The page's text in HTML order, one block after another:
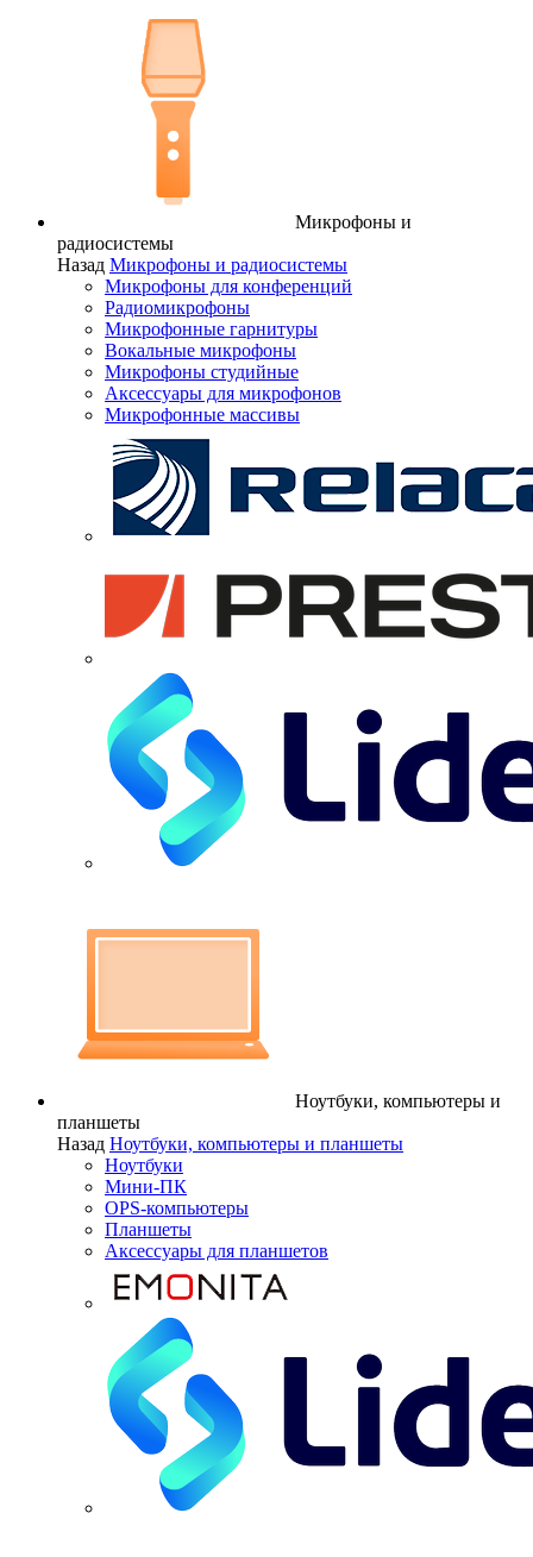
Микрофоны и
радиосистемы
Назад Микрофоны и радиосистемы
Микрофоны для конференций
Радиомикрофоны
Микрофонные гарнитуры
Вокальные микрофоны
Микрофоны студийные
Аксессуары для микрофонов
Микрофонные массивы
Ноутбуки, компьютеры и
планшеты
Назад Ноутбуки, компьютеры и планшеты
Ноутбуки
Мини-ПК
OPS-компьютеры
Планшеты
Аксессуары для планшетов